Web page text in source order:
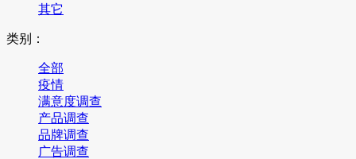
其它
类别：
全部
疫情
满意度调查
产品调查
品牌调查
广告调查